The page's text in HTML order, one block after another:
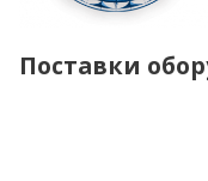
Поставки